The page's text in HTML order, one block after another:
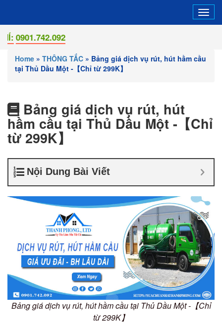
Home » THÔNG TẮC » Bảng giá dịch vụ rút, hút hầm cầu
tại Thủ Dầu Một -【Chỉ từ 299K】
Bảng giá dịch vụ rút, hút
hầm cầu tại Thủ Dầu Một -【Chỉ
từ 299K】
Nội Dung Bài Viết
Bảng giá dịch vụ rút, hút hầm cầu tại Thủ Dầu Một -【Chỉ
từ 299K】